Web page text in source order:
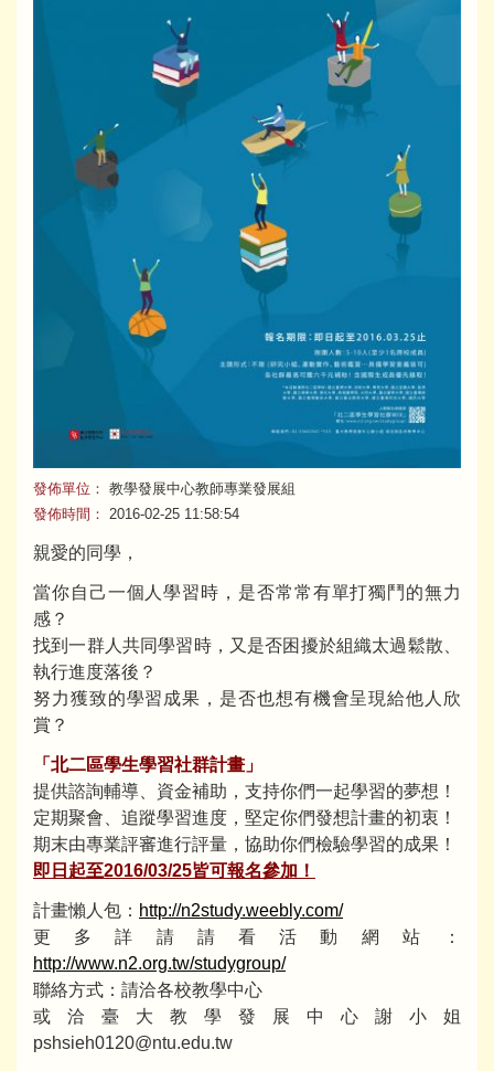
發佈單位： 教學發展中心教師專業發展組
發佈時間：
2016-02-25 11:58:54
親愛的同學，
當你自己一個人學習時，是否常常有單打獨鬥的無力
感？
找到一群人共同學習時，又是否困擾於組織太過鬆散、
執行進度落後？
努力獲致的學習成果，是否也想有機會呈現給他人欣
賞？
「北二區學生學習社群計畫」
提供諮詢輔導、資金補助，支持你們一起學習的夢想！
定期聚會、追蹤學習進度，堅定你們發想計畫的初衷！
期末由專業評審進行評量，協助你們檢驗學習的成果！
即日起至2016/03/25皆可報名參加！
計畫懶人包： http://n2study.weebly.com/
更多詳請請看活動網站：
http://www.n2.org.tw/studygroup/
聯絡方式：請洽各校教學中心
或洽臺大教學發展中心謝小姐
pshsieh0120@ntu.edu.tw